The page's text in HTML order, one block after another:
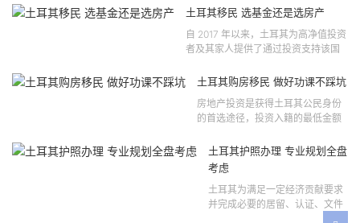
失。许多投资者轻信营销宣传或不
土耳其移民 选基金还是选房产
自 2017 年以来，土耳其为高净值投资
者及其家人提供了通过投资支持该国
会。 该计划的一大亮点在于其涵盖广
土耳其购房移民 做好功课不踩坑
房地产投资是获得土耳其公民身份
的首选途径，投资入籍的最低金额
二手房产。这一门槛自2019年调整
以来一直未变，适用于经持牌...
土耳其护照办理 专业规划全盘
考虑
土耳其为满足一定经济贡献要求
并完成必要的居留、认证、文件
准备和入籍申请步骤的外国投资